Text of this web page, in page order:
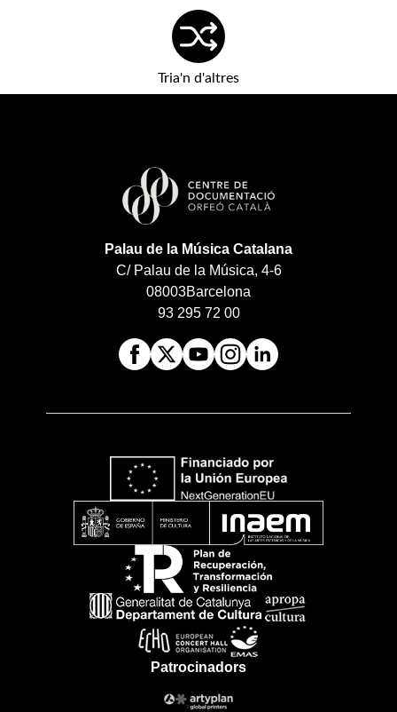
Tria'n d'altres
Palau de la Música Catalana
C/ Palau de la Música, 4-6
08003Barcelona
93 295 72 00
Patrocinadors